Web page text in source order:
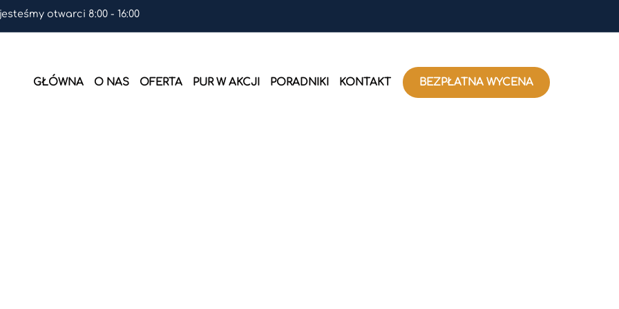
otwarci 8:00 - 16:00
GŁÓWNA O NAS OFERTA PUR W AKCJI PORADNIKI KONTAKT BEZPŁATNA WYCENA